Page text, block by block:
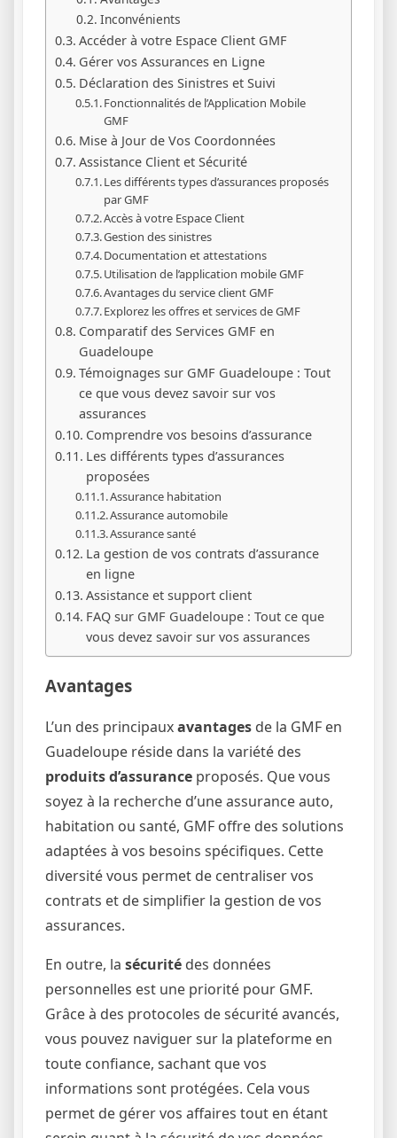
Inconvénients
Accéder à votre Espace Client GMF
Gérer vos Assurances en Ligne
Déclaration des Sinistres et Suivi
Fonctionnalités de l’Application Mobile
GMF
Mise à Jour de Vos Coordonnées
Assistance Client et Sécurité
Les différents types d’assurances proposés
par GMF
Accès à votre Espace Client
Gestion des sinistres
Documentation et attestations
Utilisation de l’application mobile GMF
Avantages du service client GMF
Explorez les offres et services de GMF
Comparatif des Services GMF en
Guadeloupe
Témoignages sur GMF Guadeloupe : Tout
ce que vous devez savoir sur vos
assurances
Comprendre vos besoins d’assurance
Les différents types d’assurances
proposées
Assurance habitation
Assurance automobile
Assurance santé
La gestion de vos contrats d’assurance
en ligne
Assistance et support client
FAQ sur GMF Guadeloupe : Tout ce que
vous devez savoir sur vos assurances
Avantages
L’un des principauxavantages de la GMF en
Guadeloupe réside dans la variété des
produits d’assurance proposés. Que vous
soyez à la recherche d’une assurance auto,
habitation ou santé, GMF offre des solutions
adaptées à vos besoins spécifiques. Cette
diversité vous permet de centraliser vos
contrats et de simplifier la gestion de vos
assurances.
En outre, la sécurité des données
personnelles est une priorité pour GMF.
Grâce à des protocoles de sécurité avancés,
vous pouvez naviguer sur la plateforme en
toute confiance, sachant que vos
informations sont protégées. Cela vous
permet de gérer vos affaires tout en étant